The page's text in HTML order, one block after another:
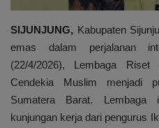
Gallery
SIJUNJUNG, Kabupaten
emas dalam perjalanan
(22/4/2026), Lembaga
Cendekia Muslim menjadi
Sumatera Barat.
kunjungan kerja dari pengurus